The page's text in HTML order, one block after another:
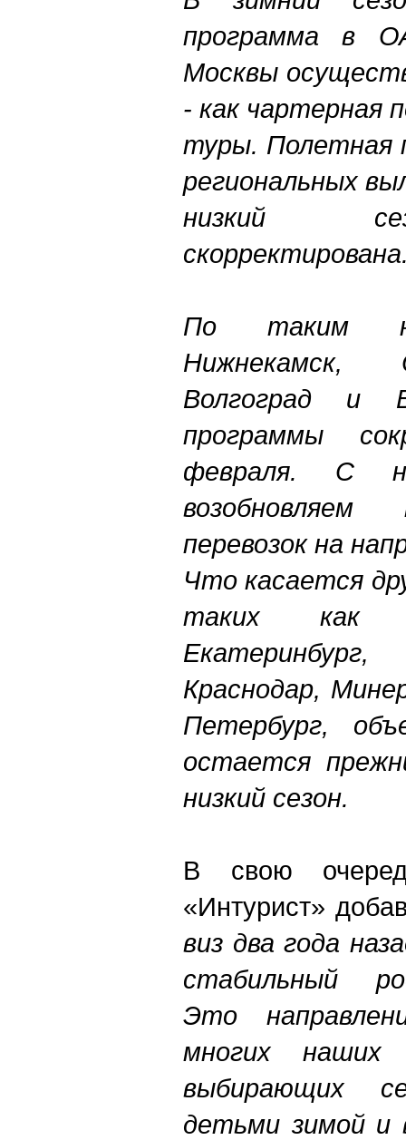
программа в
Москвы
- как чартерная
туры. Полетная
региональных
низкий
По таким
Нижнекамск,
Волгоград и
программы
февраля. С
перевозок на
Что касается
таких как
Краснодар,
Петербург,
остается
низкий сезон.
В свою
«Интурист»
виз два года
стабильный
Это
многих наших
выбирающих
детьми зимой и